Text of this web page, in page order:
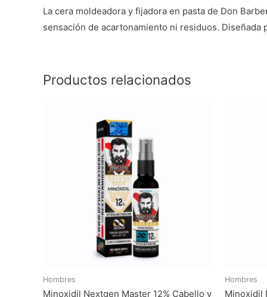
La cera moldeadora y fijadora en pasta de Don
sensación de acartonamiento ni residuos.
Productos relacionados
Hombres
Minoxidil Nextgen Master 12% Cabello y
Hombres
Minoxidil